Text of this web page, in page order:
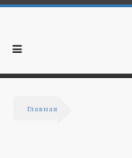
Перейти к основному
Мобильное
Главная